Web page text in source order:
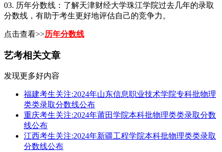
03. 历年分数线：了解天津财经大学珠江学院过去几年的录取
分数线，有助于考生更好地评估自己的竞争力。
点击查看>>历年分数线
艺考相关文章
发现更多好内容
福建考生关注:2024年山东信息职业技术学院专科批物理
类类录取分数线公布
重庆考生关注:2024年莆田学院本科批物理类类录取分数
线公布
江西考生关注:2024年新疆工程学院本科批物理类类录取
分数线公布